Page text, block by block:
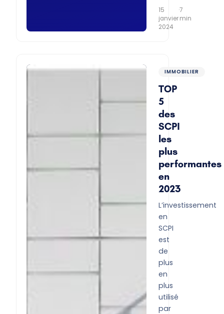
15
janvier
2024
·7
min
IMMOBILIER
TOP
5
des
SCPI
les
plus
performantes
en
2023
L’investissement
en
SCPI
est
de
plus
en
plus
utilisé
par